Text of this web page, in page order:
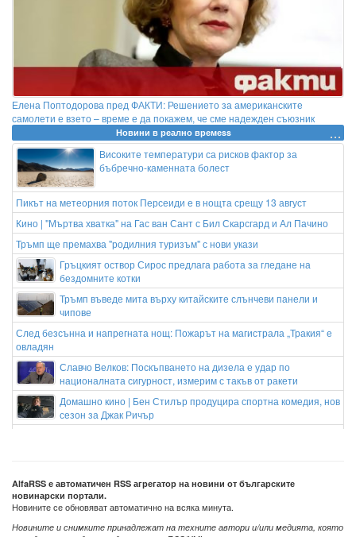
Елена Поптодорова пред ФАКТИ: Решението за американските
самолети е взето – време е да покажем, че сме надежден съюзник
Новини в реално времеss
Високите температури са рисков фактор за
бъбречно-каменната болест
Пикът на метеорния поток Персеиди е в нощта срещу 13 август
Кино | "Мъртва хватка" на Гас ван Сант с Бил Скарсгард и Ал Пачино
Тръмп ще премахва "родилния туризъм" с нови укази
Гръцкият оствор Сирос предлага работа за гледане на
бездомните котки
Тръмп въведе мита върху китайските слънчеви панели и
чипове
След безсънна и напрегната нощ: Пожарът на магистрала „Тракия“ е
овладян
Славчо Велков: Поскъпването на дизела е удар по
националната сигурност, измерим с такъв от ракети
Домашно кино | Бен Стилър продуцира спортна комедия, нов
сезон за Джак Ричър
AlfaRSS е автоматичен RSS агрегатор на новини от българските
новинарски портали.
Новините се обновяват автоматично на всяка минута.
Новините и снимките принадлежат на техните автори и/или медията, която